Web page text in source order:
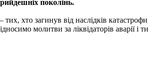
поколінь.
хто загинув від наслідків
молитви за ліквідаторів аварії і